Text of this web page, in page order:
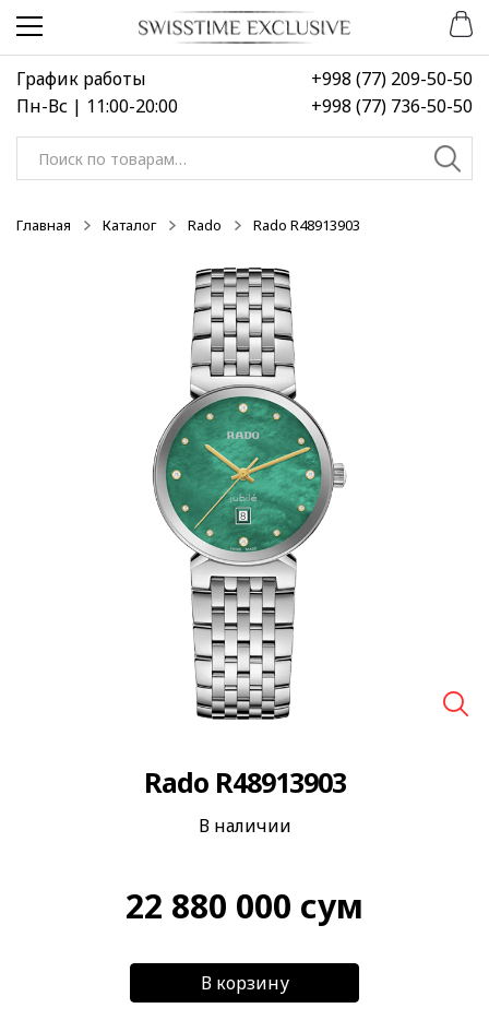
Перейти
навигации
Перейти
содержимому
График работы
Пн-Вс | 11:00-20:00
+998 (77) 209-50-50
+998 (77) 736-50-50
Искать:
Главная Каталог Rado Rado R48913903
Rado R48913903
В наличии
22 880 000 сум
В корзину
-50%